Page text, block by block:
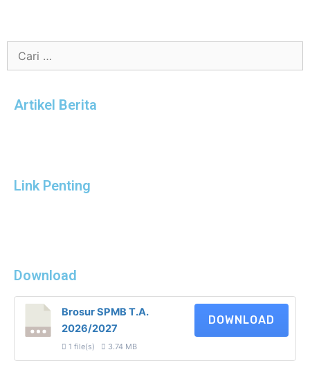
Artikel Berita
Link Penting
Download
Brosur SPMB T.A.
2026/2027
1 file(s) 3.74 MB
DOWNLOAD